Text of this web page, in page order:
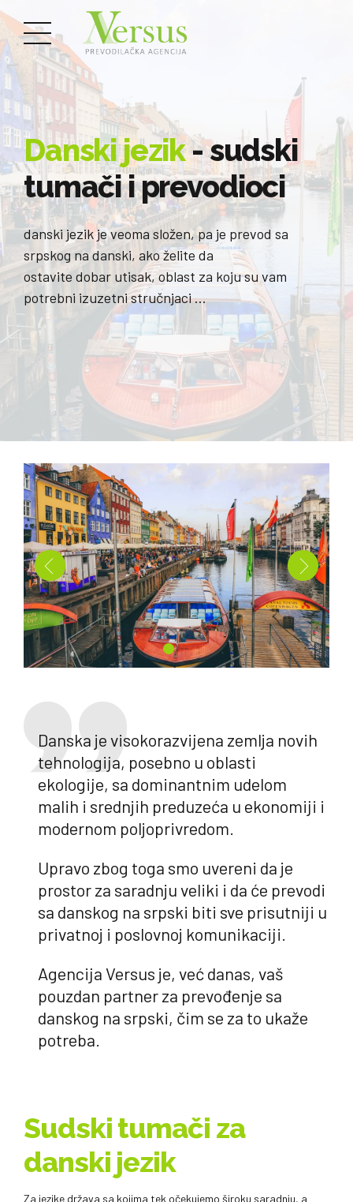
Danski jezik- sudski
tumači i prevodioci
danski jezik je veoma složen, pa je prevod sa
srpskog na danski, ako želite da
ostavite dobar utisak, oblast za koju su vam
potrebni izuzetni stručnjaci …
Danska je visokorazvijena zemlja novih
tehnologija, posebno u oblasti
ekologije, sa dominantnim udelom
malih i srednjih preduzeća u ekonomiji i
modernom poljoprivredom.
Upravo zbog toga smo uvereni da je
prostor za saradnju veliki i da će prevodi
sa danskog na srpski biti sve prisutniji u
privatnoj i poslovnoj komunikaciji.
Agencija Versus je, već danas, vaš
pouzdan partner za prevođenje sa
danskog na srpski, čim se za to ukaže
potreba.
Sudski tumači za
danski jezik
Za jezike država sa kojima tek očekujemo široku saradnju, a